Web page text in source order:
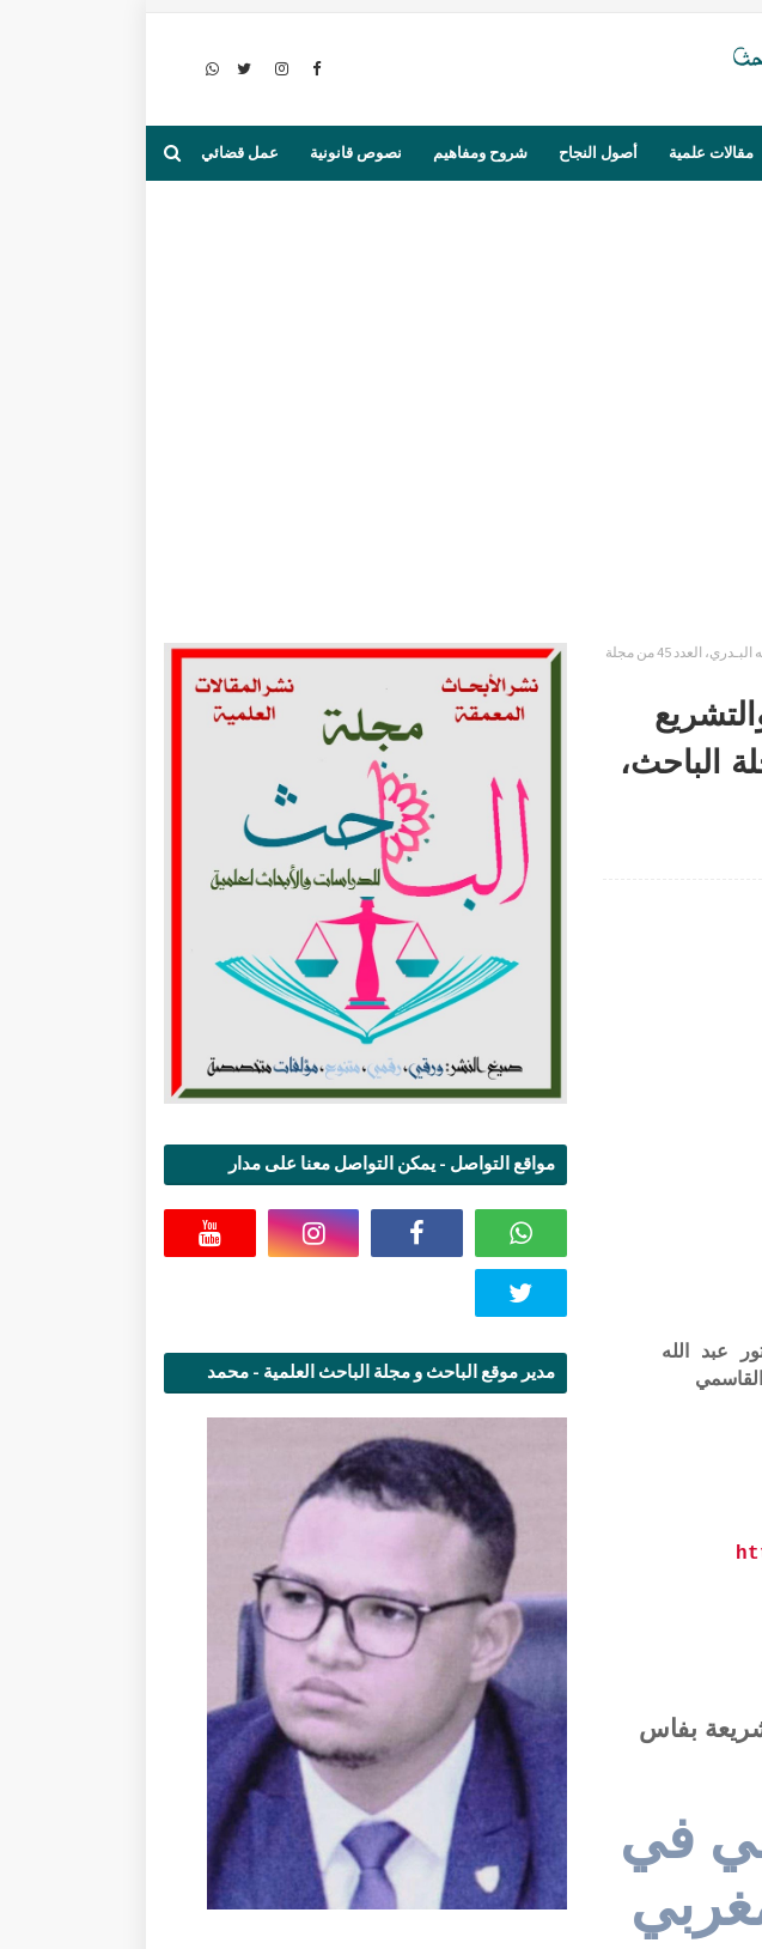
مقالات علمية أصول النجاح شروح ومفاهيم نصوص قانونية عمل قضائي
قاعدة الإثبات مقدم على النفي في الفقه الإسلامي والتشريع المغربي - الدكتور عبد الله البـدري، العدد 45 من مجلة
البـدري، العدد 45 من مجلة الباحث،
عبد الله
بفاس
في
مواقع التواصل - يمكن التواصل معنا على مدار
مدير موقع الباحث و مجلة الباحث العلمية - محمد